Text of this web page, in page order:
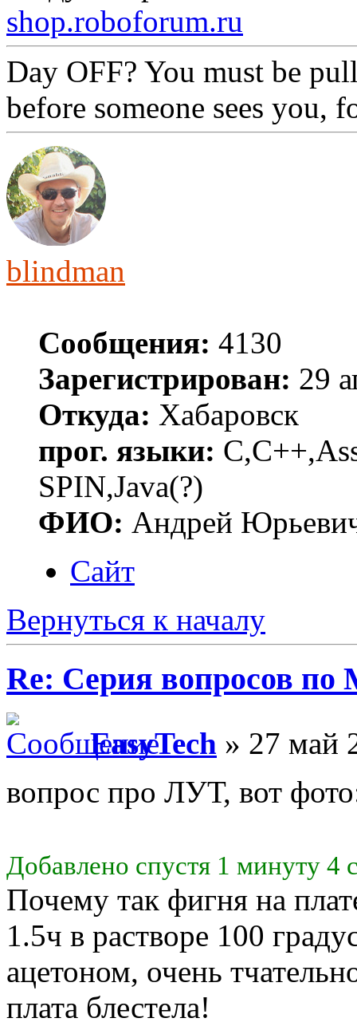
shop.roboforum.ru
Day OFF? You must be
before someone sees you,
blindman
Сообщения: 4130
Зарегистрирован: 29
Откуда: Хабаровск
прог. языки:
SPIN,Java(?)
ФИО: Андрей
Сайт
Вернуться к началу
Re: Серия вопросов
EasyTech » 27 май
вопрос про ЛУТ, вот
Добавлено спустя 1 минуту 4
Почему так фигня на
1.5ч в растворе 100
ацетоном, очень
плата блестела!